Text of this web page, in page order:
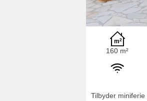
160 m²
Tilbyder miniferie